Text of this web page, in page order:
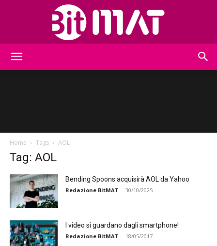
Home Tags AOL
Tag: AOL
Bending Spoons acquisirà AOL da Yahoo
Redazione BitMAT - 30/10/2025
I video si guardano dagli smartphone!
Redazione BitMAT - 18/05/2017